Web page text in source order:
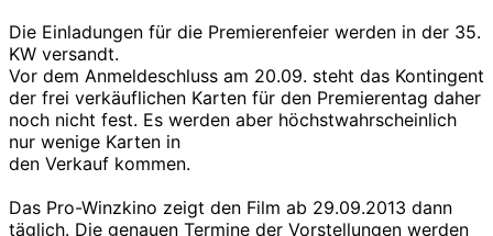
Die Einladungen für die Premierenfeier werden in der 35.
KW versandt.
Vor dem Anmeldeschluss am 20.09. steht das Kontingent
der frei verkäuflichen Karten für den Premierentag daher
noch nicht fest. Es werden aber höchstwahrscheinlich
nur wenige Karten in
den Verkauf kommen.
Das Pro-Winzkino zeigt den Film ab 29.09.2013 dann
täglich. Die genauen Termine der Vorstellungen werden